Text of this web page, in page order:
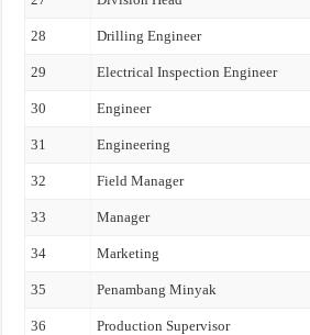
28 Drilling Engineer
29 Electrical Inspection Engineer
30 Engineer
31 Engineering
32 Field Manager
33 Manager
34 Marketing
35 Penambang Minyak
36 Production Supervisor